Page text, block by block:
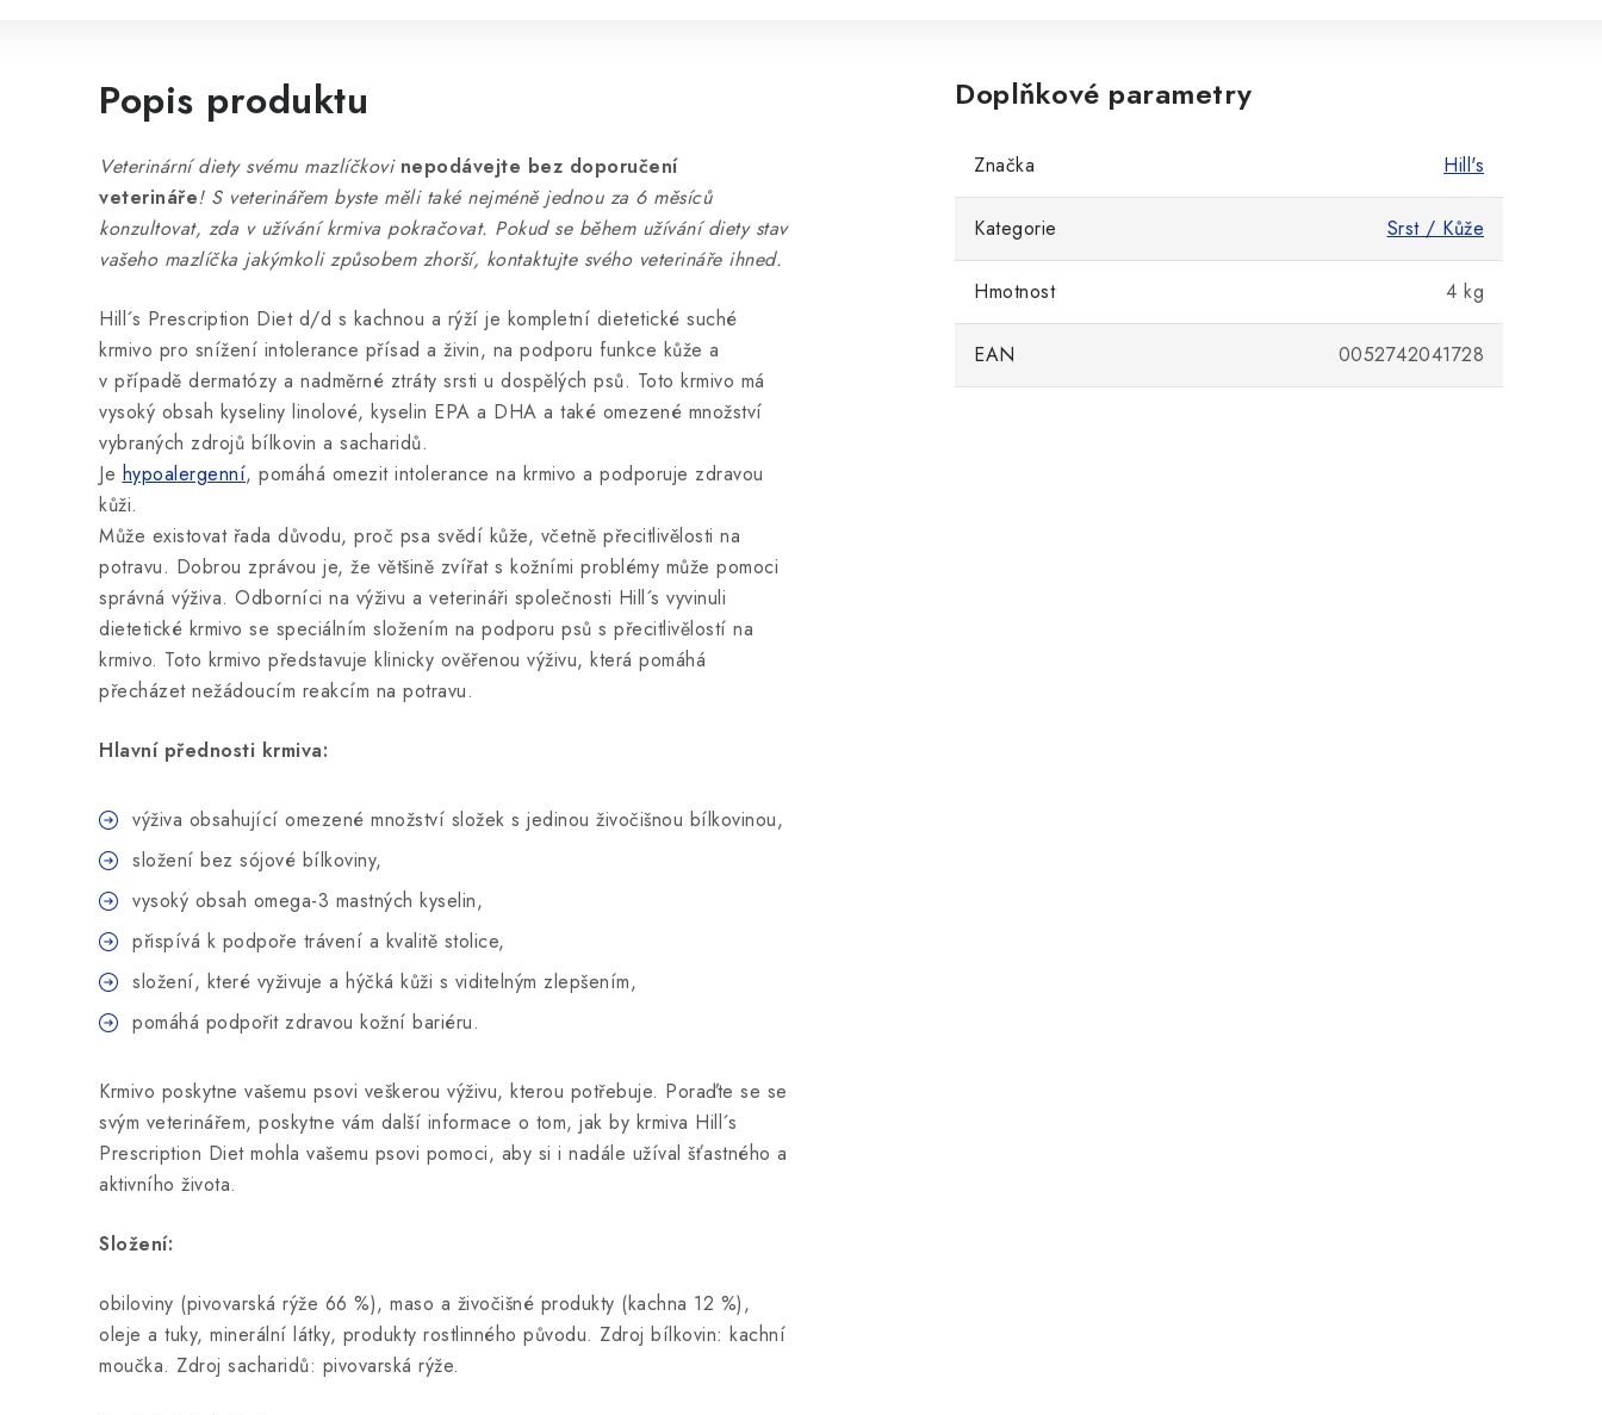
Popis produktu
Veterinární diety svému mazlíčkovi nepodávejte bez doporučení
veterináře! S veterinářem byste měli také nejméně jednou za 6 měsíců
konzultovat, zda v užívání krmiva pokračovat. Pokud se během užívání diety stav
vašeho mazlíčka jakýmkoli způsobem zhorší, kontaktujte svého veterináře ihned.
Hill´s Prescription Diet d/d s kachnou a rýží je kompletní dietetické suché
krmivo pro snížení intolerance přísad a živin, na podporu funkce kůže a
v případě dermatózy a nadměrné ztráty srsti u dospělých psů. Toto krmivo má
vysoký obsah kyseliny linolové, kyselin EPA a DHA a také omezené množství
vybraných zdrojů bílkovin a sacharidů.
Je hypoalergenní, pomáhá omezit intolerance na krmivo a podporuje zdravou
kůži.
Může existovat řada důvodu, proč psa svědí kůže, včetně přecitlivělosti na
potravu. Dobrou zprávou je, že většině zvířat s kožními problémy může pomoci
správná výživa. Odborníci na výživu a veterináři společnosti Hill´s vyvinuli
dietetické krmivo se speciálním složením na podporu psů s přecitlivělostí na
krmivo. Toto krmivo představuje klinicky ověřenou výživu, která pomáhá
přecházet nežádoucím reakcím na potravu.
Hlavní přednosti krmiva:
výživa obsahující omezené množství složek s jedinou živočišnou bílkovinou,
složení bez sójové bílkoviny,
vysoký obsah omega-3 mastných kyselin,
přispívá k podpoře trávení a kvalitě stolice,
složení, které vyživuje a hýčká kůži s viditelným zlepšením,
pomáhá podpořit zdravou kožní bariéru.
Krmivo poskytne vašemu psovi veškerou výživu, kterou potřebuje. Poraďte se se
svým veterinářem, poskytne vám další informace o tom, jak by krmiva Hill´s
Prescription Diet mohla vašemu psovi pomoci, aby si i nadále užíval šťastného a
aktivního života.
Složení:
obiloviny (pivovarská rýže 66 %), maso a živočišné produkty (kachna 12 %),
oleje a tuky, minerální látky, produkty rostlinného původu. Zdroj bílkovin: kachní
moučka. Zdroj sacharidů: pivovarská rýže.
Doplňkové parametry
Značka Hill's
Kategorie Srst / Kůže
Hmotnost 4 kg
EAN 0052742041728